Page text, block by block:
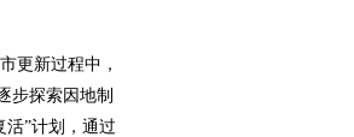
更新过程中，
步探索因地制
”计划，通过